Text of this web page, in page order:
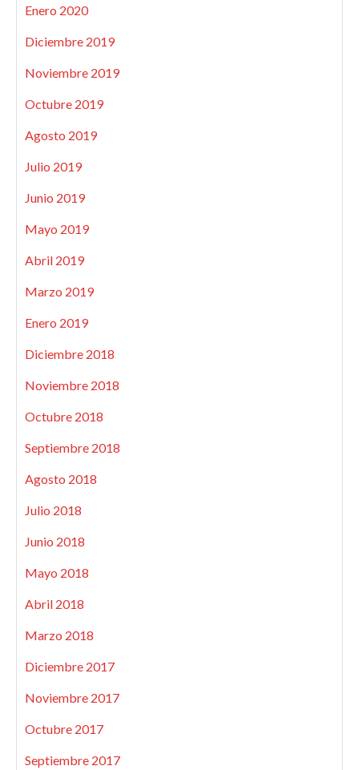
Enero 2020
Diciembre 2019
Noviembre 2019
Octubre 2019
Agosto 2019
Julio 2019
Junio 2019
Mayo 2019
Abril 2019
Marzo 2019
Enero 2019
Diciembre 2018
Noviembre 2018
Octubre 2018
Septiembre 2018
Agosto 2018
Julio 2018
Junio 2018
Mayo 2018
Abril 2018
Marzo 2018
Diciembre 2017
Noviembre 2017
Octubre 2017
Septiembre 2017